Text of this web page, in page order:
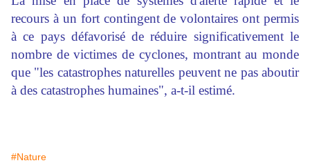
recours à un fort contingent de volontaires ont permis
à ce pays défavorisé de réduire significativement le
nombre de victimes de cyclones, montrant au monde
que "les catastrophes naturelles peuvent ne pas aboutir
à des catastrophes humaines", a-t-il estimé.
#Nature